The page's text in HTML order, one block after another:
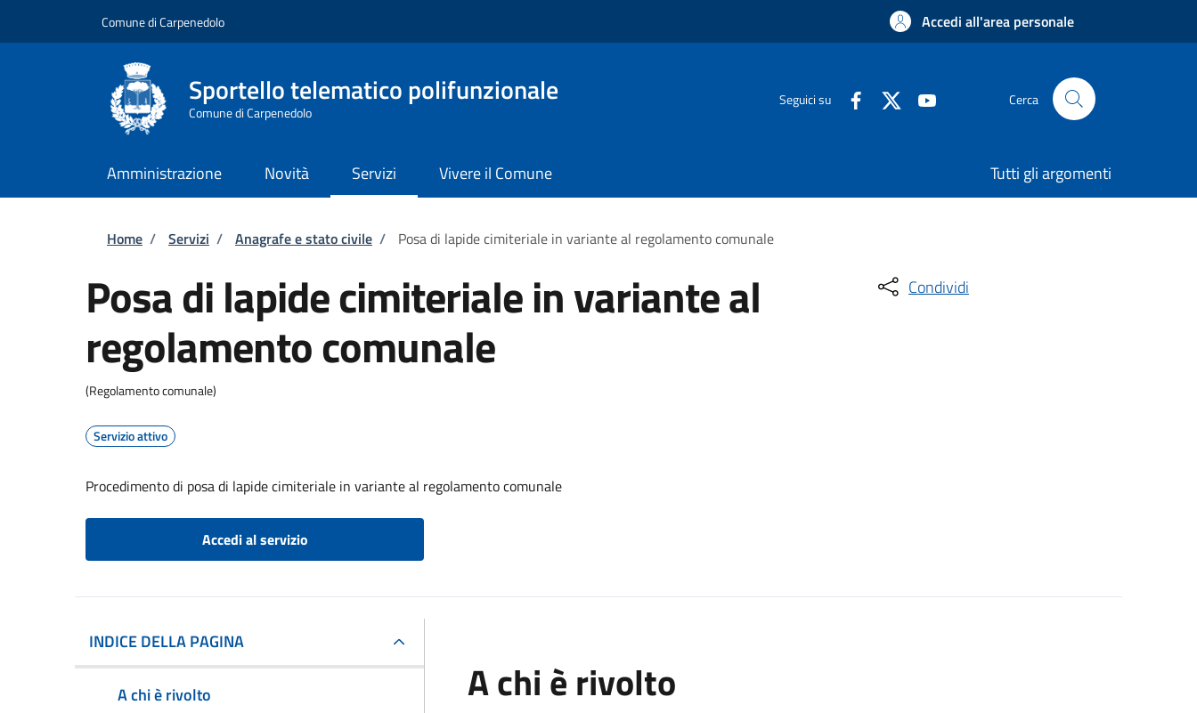
Comune di Carpenedolo Accedi all'area personale
Sportello telematico polifunzionale
Comune di Carpenedolo
Seguici su Cerca
Amministrazione Novità Servizi Vivere il Comune Tutti gli argomenti
Briciole di pane
Home / Servizi / Anagrafe e stato civile / Posa di lapide cimiteriale in variante al regolamento comunale
Posa di lapide cimiteriale in variante al
regolamento comunale
(Regolamento comunale)
Servizio attivo
Procedimento di posa di lapide cimiteriale in variante al regolamento comunale
Accedi al servizio
Condividi
INDICE DELLA PAGINA
A chi è rivolto
A chi è rivolto